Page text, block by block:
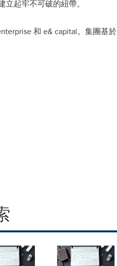
起牢不可破的紐帶。
和 e& capital。集團基於